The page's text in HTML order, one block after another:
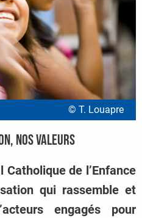
© T. Louapre
nos valeurs
de l’Enfance
qui rassemble et
engagés pour